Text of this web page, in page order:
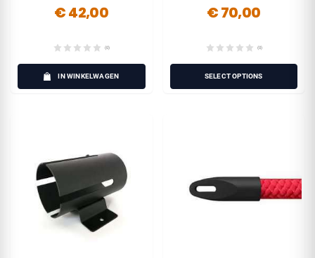
€ 42,00
(0)
IN WINKELWAGEN
€ 70,00
(0)
SELECT OPTIONS